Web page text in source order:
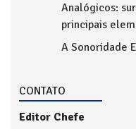
Analógicos:
principais
A Sonoridade
CONTATO
Editor Chefe